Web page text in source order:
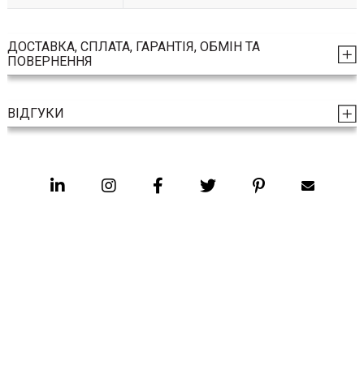
ДОСТАВКА, СПЛАТА, ГАРАНТІЯ, ОБМІН ТА
ПОВЕРНЕННЯ
ВІДГУКИ